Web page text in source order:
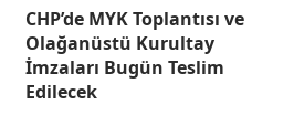
CHP’de MYK Toplantısı ve
Olağanüstü Kurultay
İmzaları Bugün Teslim
Edilecek